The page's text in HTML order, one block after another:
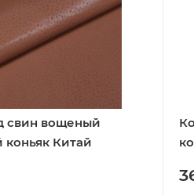
свин вощеный
Китай